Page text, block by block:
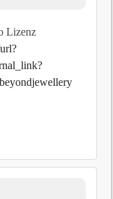
Lizenz